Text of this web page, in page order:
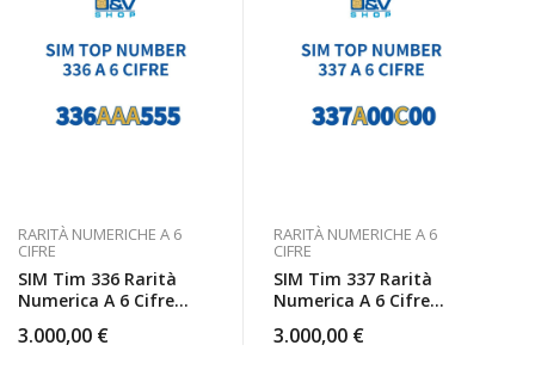
RARITÀ NUMERICHE A 6
CIFRE
SIM Tim 336 Rarità
Numerica A 6 Cifre
Number
3.000,00 €
RARITÀ NUMERICHE A 6
CIFRE
SIM Tim 337 Rarità
Numerica A 6 Cifre
Number
3.000,00 €